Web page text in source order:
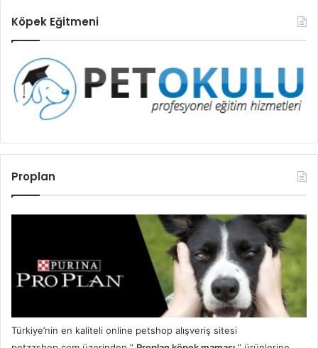
Köpek Eğitmeni
Proplan
Türkiye’nin en kaliteli online petshop alışveriş sitesi